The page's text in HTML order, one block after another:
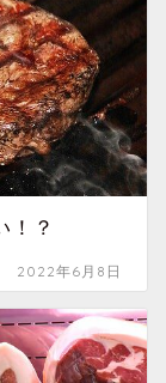
！？
2022年6月8日